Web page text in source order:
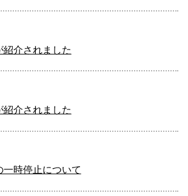
紹介されました
紹介されました
時停止について